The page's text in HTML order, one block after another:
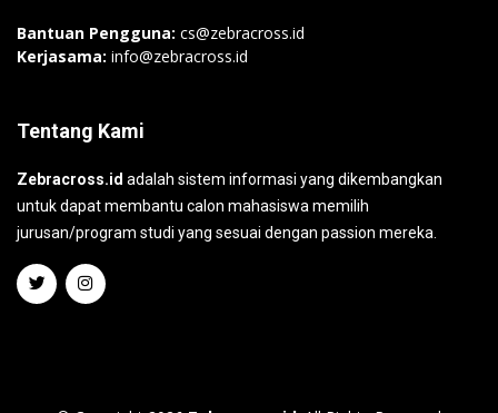
Bantuan Pengguna: cs@zebracross.id
Kerjasama: info@zebracross.id
Tentang Kami
Zebracross.id adalah sistem informasi yang dikembangkan
untuk dapat membantu calon mahasiswa memilih
jurusan/program studi yang sesuai dengan passion mereka.